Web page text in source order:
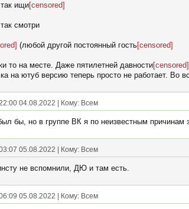
ищи[censored]
смотри
(любой другой постоянный гость[censored]
то на месте. Даже пятилетней давности[censored]
на ютуб версию теперь просто не работает. Во
22:00 04.08.2022 | Кому: Всем
бы, но в группе ВК я по неизвестным причинам
03:07 05.08.2022 | Кому: Всем
не вспомнили, ДЮ и там есть.
06:09 05.08.2022 | Кому: Всем